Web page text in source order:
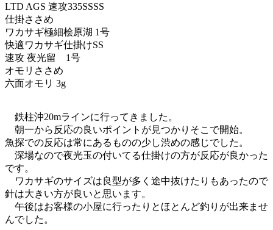
LTD AGS 速攻335SSSS
仕掛ささめ
ワカサギ極細桧原湖 1号
快適ワカサギ仕掛けSS
速攻 夜光留 1号
オモリ ささめ
六面オモリ 3g
鉄柱沖20mラインに行ってきました。
朝一から反応の良いポイントが見つかりそこで開始。
魚探での反応は常にあるものの少し渋めの感じでした。
深場なので夜光玉の付いてる仕掛けの方が反応が良かった
です。
ワカサギのサイズは良型が多く途中抜けたりもあったので
針は大きい方が良いと思います。
午後はお客様の小屋に行ったりとほとんど釣りが出来ませ
んでした。